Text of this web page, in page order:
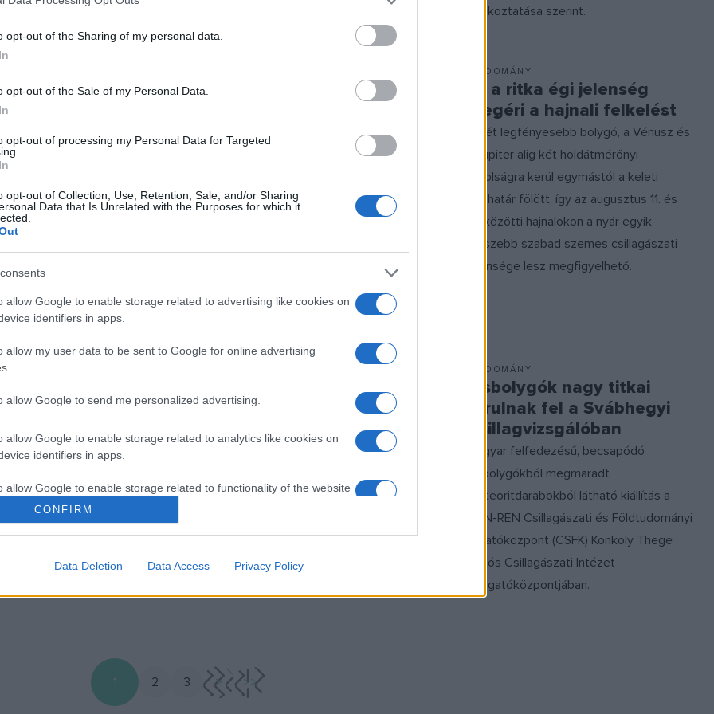
opt-out of the Sharing of my personal data.
opt-out of the Sale of my Personal Data.
opt-out of processing my Personal Data for Targeted
opt-out of Collection, Use, Retention, Sale, and/or Sharing
Data that Is Unrelated with the Purposes for which it
allow Google to enable storage related to advertising like cookies on
identifiers in apps.
allow my user data to be sent to Google for online advertising
allow Google to send me personalized advertising.
allow Google to enable storage related to analytics like cookies on
identifiers in apps.
allow Google to enable storage related to functionality of the website
allow Google to enable storage related to personalization.
allow Google to enable storage related to security, including
CONFIRM
Data Deletion Data Access Privacy Policy
tájékoztatása szerint.
napján
elfogy majd a hold
lesz
szeptember 7-én,
percig fog tartani, és ha a
elég világos lesz, szabad
vöröses-barnás
Már hajnalban érdemes
augusztus 20-án
Három bolygó, a Hold és több fényes
egymáshoz augusztus 20-án hajnalban –
tájékoztatott augusztus 18-án a
jelenség megfigyeléséhez nincs szükség
tökéletesen látható lesz.
TUDOMÁNY
Ez a ritka égi jelenség
megéri a hajnali felkelést
A két legfényesebb bolygó, a Vénusz és
a Jupiter alig két holdátmérőnyi
távolságra kerül egymástól a keleti
látóhatár fölött, így az augusztus 11. és
13. közötti hajnalokon a nyár egyik
legszebb szabad szemes csillagászati
jelensége lesz megfigyelhető.
31. között két meteorraj is
égboltot: a Déli
óránként akár két tucat
is megfigyelhető
A Mars és a Regulus násza
a nyári égbolton
Június 16. és 18. között három estén
látható lesz a Mars és az Oroszlán-
Regulus együttállása a nyári égbolton.
TUDOMÁNY
Kisbolygók nagy titkai
tárulnak fel a Svábhegyi
Csillagvizsgálóban
Magyar felfedezésű, becsapódó
kisbolygókból megmaradt
meteoritdarabokból látható kiállítás a
HUN-REN Csillagászati és Földtudományi
Kutatóközpont (CSFK) Konkoly Thege
Miklós Csillagászati Intézet
látogatóközpontjában.
1 2 3 > >>